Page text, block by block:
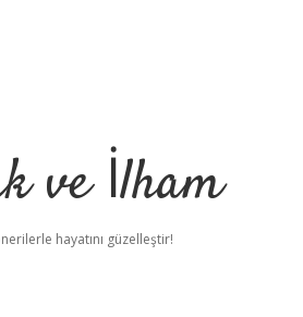
ve İlham
hayatını güzelleştir!